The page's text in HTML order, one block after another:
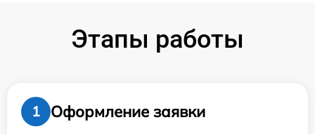
Этапы работы
1
Оформление заявки